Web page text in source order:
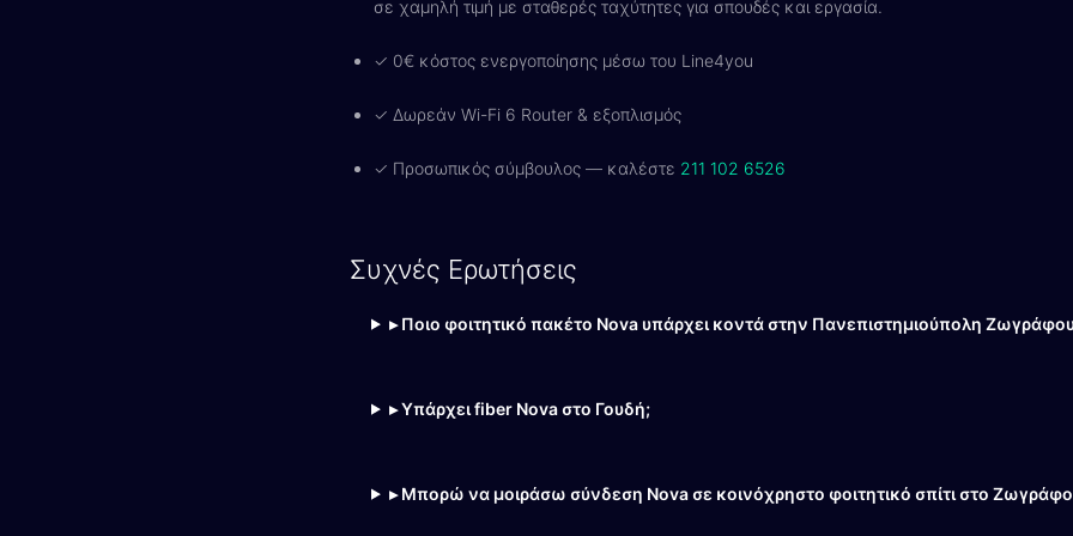
σε χαμηλή τιμή με σταθερές ταχύτητες για σπουδές και εργασία.
✓ 0€ κόστος ενεργοποίησης μέσω του Line4you
✓ Δωρεάν Wi-Fi 6 Router & εξοπλισμός
✓ Προσωπικός σύμβουλος — καλέστε 211 102 6526
Συχνές Ερωτήσεις
▸ Ποιο φοιτητικό πακέτο Nova υπάρχει κοντά στην Πανεπιστημιούπολη
▸ Υπάρχει fiber Nova στο Γουδή;
▸ Μπορώ να μοιράσω σύνδεση Nova σε κοινόχρηστο φοιτητικό σπίτι στο